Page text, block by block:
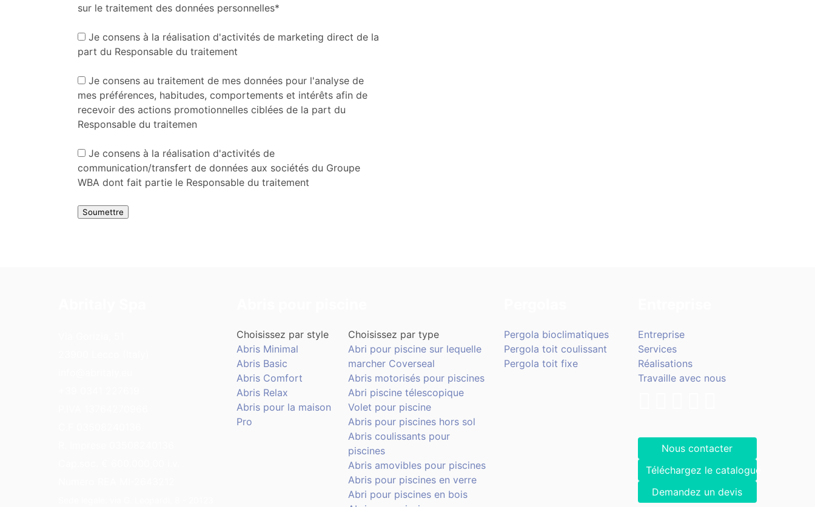
sur le traitement des données personnelles*
Je consens à la réalisation d'activités de marketing direct de la
part du Responsable du traitement
Je consens au traitement de mes données pour l'analyse de
mes préférences, habitudes, comportements et intérêts afin de
recevoir des actions promotionnelles ciblées de la part du
Responsable du traitemen
Je consens à la réalisation d'activités de
communication/transfert de données aux sociétés du Groupe
WBA dont fait partie le Responsable du traitement
Choisissez par style
Abris Minimal
Abris Basic
Abris Comfort
Abris Relax
Abris pour la maison
Pro
Choisissez par type
Abri pour piscine sur lequelle
marcher Coverseal
Abris motorisés pour piscines
Abri piscine télescopique
Volet pour piscine
Abris pour piscines hors sol
Abris coulissants pour
piscines
Abris amovibles pour piscines
Abris pour piscines en verre
Abri pour piscines en bois
Pergola bioclimatiques
Pergola toit coulissant
Pergola toit fixe
Entreprise
Services
Réalisations
Travaille avec nous
Nous contacter
Téléchargez le catalogue
Demandez un devis